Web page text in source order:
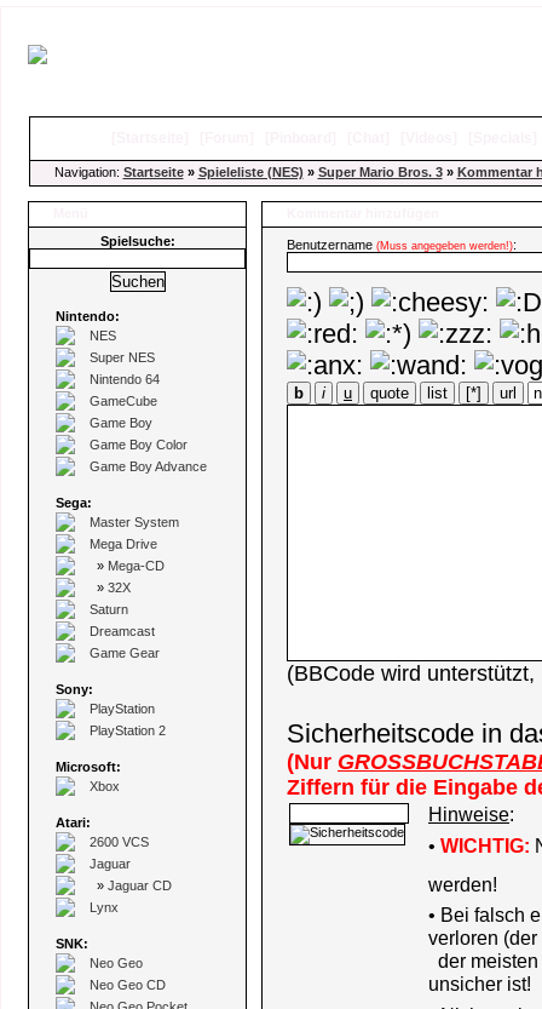
Navigation: Startseite» Spieleliste (NES) » Super Mario Bros. 3» Kommentar
Spielsuche:
Nintendo:
NES
Super NES
Nintendo 64
GameCube
Game Boy
Game Boy Color
Game Boy Advance
Sega:
Master System
Mega Drive
» Mega-CD
» 32X
Saturn
Dreamcast
Game Gear
Sony:
PlayStation
PlayStation 2
Microsoft:
Xbox
Atari:
2600 VCS
Jaguar
» Jaguar CD
Lynx
SNK:
Neo Geo
Neo Geo CD
Benutzername (Muss angegeben werden!):
b i u quote list [*] url
(BBCode wird
Sicherheitscode in
(Nur
Ziffern für die Eingabe
Hinweise:
• WICHTIG:
werden!
• Bei falsch
verloren
der
unsicher ist!